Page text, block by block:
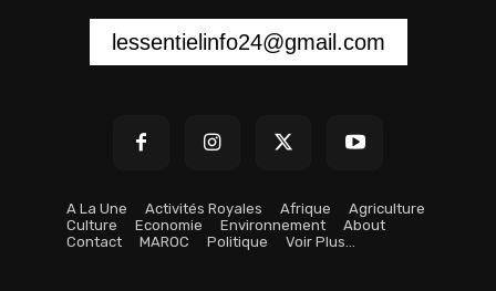
lessentielinfo24@gmail.com
A La Une Activités Royales Afrique
Agriculture
Culture
Economie Environnement
About
Contact
MAROC Politique Voir Plus…